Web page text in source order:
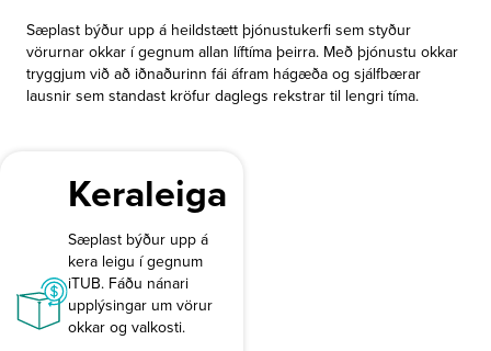
Sæplast býður upp á heildstætt þjónustukerfi sem styður
vörurnar okkar í gegnum allan líftíma þeirra. Með þjónustu okkar
tryggjum við að iðnaðurinn fái áfram hágæða og sjálfbærar
lausnir sem standast kröfur daglegs rekstrar til lengri tíma.
Keraleiga
Sæplast býður upp á
kera leigu í gegnum
iTUB. Fáðu nánari
upplýsingar um vörur
okkar og valkosti.